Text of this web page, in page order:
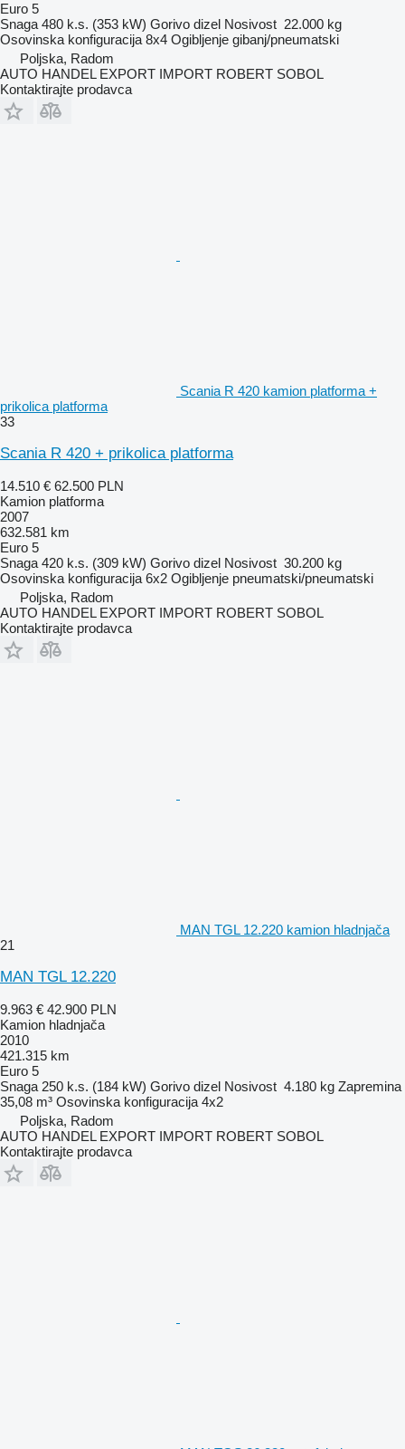
Euro 5
Snaga 480 k.s. (353 kW) Gorivo dizel Nosivost 22.000 kg
Osovinska konfiguracija 8x4 Ogibljenje gibanj/pneumatski
Poljska, Radom
AUTO HANDEL EXPORT IMPORT ROBERT SOBOL
Kontaktirajte prodavca
Scania R 420 kamion platforma +
prikolica platforma
33
Scania R 420 + prikolica platforma
14.510 € 62.500 PLN
Kamion platforma
2007
632.581 km
Euro 5
Snaga 420 k.s. (309 kW) Gorivo dizel Nosivost 30.200 kg
Osovinska konfiguracija 6x2 Ogibljenje pneumatski/pneumatski
Poljska, Radom
AUTO HANDEL EXPORT IMPORT ROBERT SOBOL
Kontaktirajte prodavca
MAN TGL 12.220 kamion hladnjača
21
MAN TGL 12.220
9.963 € 42.900 PLN
Kamion hladnjača
2010
421.315 km
Euro 5
Snaga 250 k.s. (184 kW) Gorivo dizel Nosivost 4.180 kg Zapremina
35,08 m³ Osovinska konfiguracija 4x2
Poljska, Radom
AUTO HANDEL EXPORT IMPORT ROBERT SOBOL
Kontaktirajte prodavca